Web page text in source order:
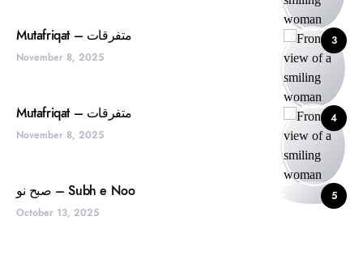
3 Mutafriqat – متفرقات
November 8, 2025
4 Mutafriqat – متفرقات
November 8, 2025
5 صبح نو – Subh e Noo
October 13, 2025